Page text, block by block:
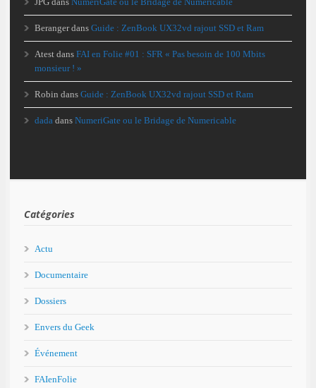
Berangerdans Guide : ZenBook UX32vd rajout SSD et Ram
Atest dans FAI en Folie #01 : SFR « Pas besoin de 100 Mbits
monsieur ! »
Robin dans Guide : ZenBook UX32vd rajout SSD et Ram
dada dans NumeriGate ou le Bridage de Numericable
Catégories
Actu
Documentaire
Dossiers
Envers du Geek
Événement
FAIenFolie